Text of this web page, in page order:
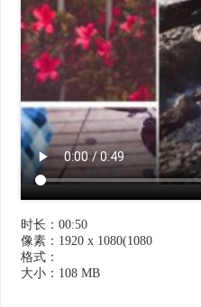
时长：00:50
像素：1920 x 1080(1080
格式：
大小：108 MB